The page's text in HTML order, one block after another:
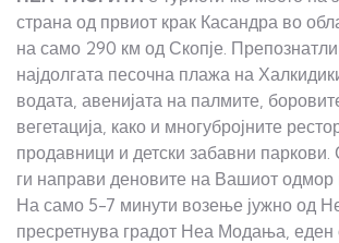
страна од првиот крак Касандра во
на само 290 км од Скопје.
најдолгата песочна плажа на
водата, авенијата на палмите,
вегетација, како и многубројните
продавници и детски забавни паркови.
ги направи деновите на Вашиот одмор
На само 5-7 минути возење јужно од
пресретнува градот Неа Модања, еден